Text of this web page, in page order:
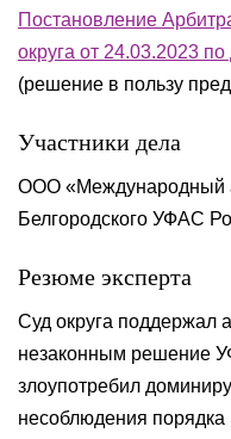
Постановление
округа от 24.03.2023
(решение в пользу
Участники дела
ООО «Международный
Белгородского УФАС
Резюме эксперта
Суд округа поддержал
незаконным решение
злоупотребил
несоблюдения